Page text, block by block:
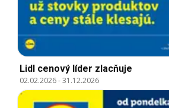
Lidl cenový líder zlacňuje
02.02.2026-31.12.2026